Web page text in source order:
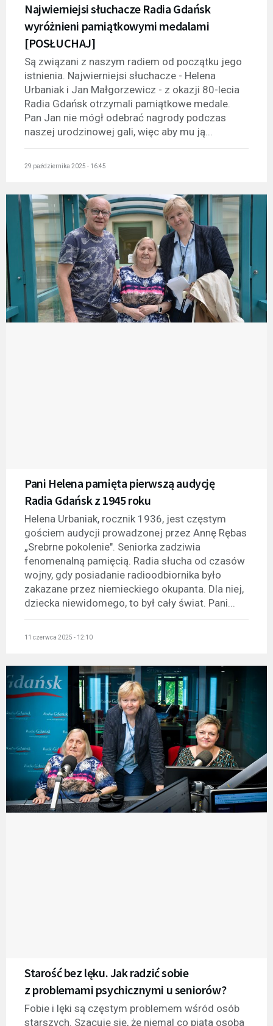
Najwierniejsi słuchacze Radia Gdańsk
wyróżnieni pamiątkowymi medalami
[POSŁUCHAJ]
Są związani z naszym radiem od początku jego
istnienia. Najwierniejsi słuchacze - Helena
Urbaniak i Jan Małgorzewicz - z okazji 80-lecia
Radia Gdańsk otrzymali pamiątkowe medale.
Pan Jan nie mógł odebrać nagrody podczas
naszej urodzinowej gali, więc aby mu ją...
29 października 2025 - 16:45
Pani Helena pamięta pierwszą audycję
Radia Gdańsk z 1945 roku
Helena Urbaniak, rocznik 1936, jest częstym
gościem audycji prowadzonej przez Annę Rębas
„Srebrne pokolenie". Seniorka zadziwia
fenomenalną pamięcią. Radia słucha od czasów
wojny, gdy posiadanie radioodbiornika było
zakazane przez niemieckiego okupanta. Dla niej,
dziecka niewidomego, to był cały świat. Pani...
11 czerwca 2025 - 12:10
Starość bez lęku. Jak radzić sobie
z problemami psychicznymi u seniorów?
Fobie i lęki są częstym problemem wśród osób
starszych. Szacuje się, że niemal co piąta osoba